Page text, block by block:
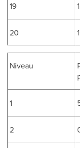
19
20
Niveau
1
2